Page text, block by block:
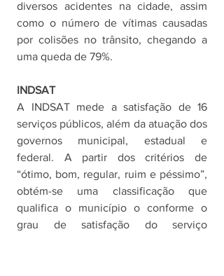
diversos acidentes na cidade, assim
como o número de vítimas causadas
por colisões no trânsito, chegando a
uma queda de 79%.
INDSAT
A INDSAT mede a satisfação de 16
serviços públicos, além da atuação dos
governos municipal, estadual e
federal. A partir dos critérios de
“ótimo, bom, regular, ruim e péssimo”,
obtém-se uma classificação que
qualifica o município o conforme o
grau de satisfação do serviço